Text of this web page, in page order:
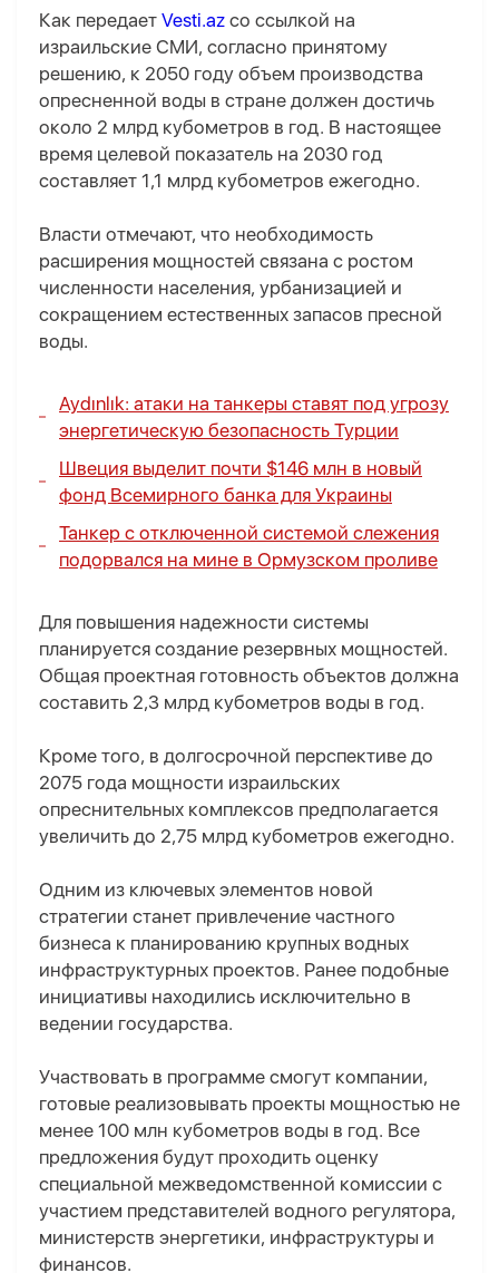
Как передает Vesti.az со ссылкой на
израильские СМИ, согласно принятому
решению, к 2050 году объем производства
опресненной воды в стране должен достичь
около 2 млрд кубометров в год. В настоящее
время целевой показатель на 2030 год
составляет 1,1 млрд кубометров ежегодно.
Власти отмечают, что необходимость
расширения мощностей связана с ростом
численности населения, урбанизацией и
сокращением естественных запасов пресной
воды.
Aydınlık: атаки на танкеры ставят под угрозу
энергетическую безопасность Турции
Швеция выделит почти $146 млн в новый
фонд Всемирного банка для Украины
Танкер с отключенной системой слежения
подорвался на мине в Ормузском проливе
Для повышения надежности системы
планируется создание резервных мощностей.
Общая проектная готовность объектов должна
составить 2,3 млрд кубометров воды в год.
Кроме того, в долгосрочной перспективе до
2075 года мощности израильских
опреснительных комплексов предполагается
увеличить до 2,75 млрд кубометров ежегодно.
Одним из ключевых элементов новой
стратегии станет привлечение частного
бизнеса к планированию крупных водных
инфраструктурных проектов. Ранее подобные
инициативы находились исключительно в
ведении государства.
Участвовать в программе смогут компании,
готовые реализовывать проекты мощностью не
менее 100 млн кубометров воды в год. Все
предложения будут проходить оценку
специальной межведомственной комиссии с
участием представителей водного регулятора,
министерств энергетики, инфраструктуры и
финансов.